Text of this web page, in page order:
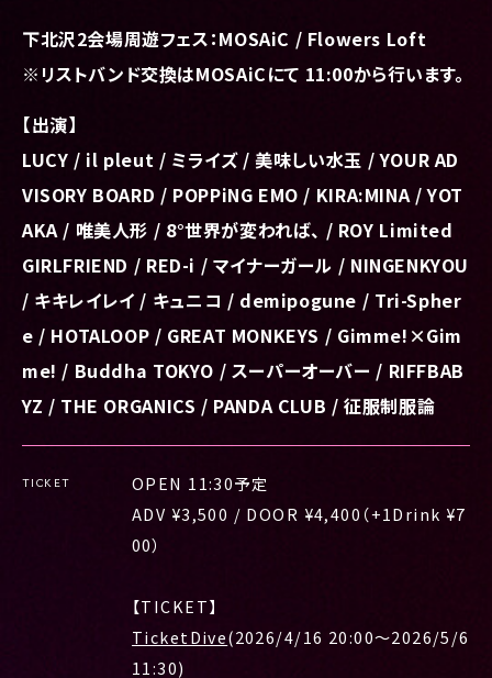
下北沢2会場周遊フェス：MOSAiC / Flowers Loft
※リストバンド交換はMOSAiCにて 11:00から行います。
【出演】
LUCY / il pleut / ミライズ / 美味しい水玉 / YOUR AD
VISORY BOARD / POPPiNG EMO / KIRA:MINA / YOT
AKA / 唯美人形 / 8°世界が変われば、 / ROY Limited
GIRLFRIEND / RED-i / マイナーガール / NINGENKYOU
/ キキレイレイ / キュニコ / demipogune / Tri-Spher
e / HOTALOOP / GREAT MONKEYS / Gimme!×Gim
me! / Buddha TOKYO / スーパーオーバー / RIFFBAB
YZ / THE ORGANICS / PANDA CLUB / 征服制服論
TICKET
OPEN 11:30予定
ADV ¥3,500 / DOOR ¥4,400（+1Drink ¥7
00）
【TICKET】
TicketDive(2026/4/16 20:00〜2026/5/6
11:30)